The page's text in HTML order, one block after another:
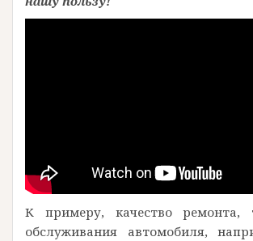
К примеру, качество ремонта,
обслуживания автомобиля,